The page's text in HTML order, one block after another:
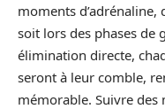
moments d’adrénaline,
soit lors des phases de
élimination directe,
seront à leur comble,
mémorable. Suivre des